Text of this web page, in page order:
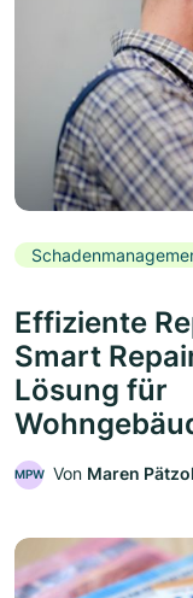
Effiziente
Smart
Lösung für
MPW Von Maren